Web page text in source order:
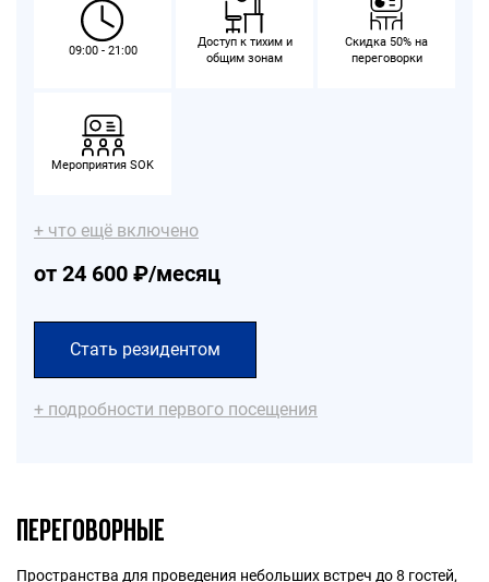
09:00 - 21:00
Доступ к тихим и
общим зонам
Скидка 50% на
переговорки
Мероприятия SOK
+ что ещё включено
от 24 600 ₽/месяц
Стать резидентом
+ подробности первого посещения
https://t.me/SOKhelp_bot
ПЕРЕГОВОРНЫЕ
Пространства для проведения небольших встреч до 8 гостей,